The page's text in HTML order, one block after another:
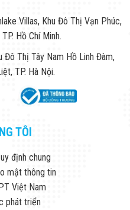
Villas, Khu Đô Thị Vạn Phúc,
Hồ Chí Minh.
Đô Thị Tây Nam Hồ Linh Đàm,
TP. Hà Nội.
TÔI
định chung
mật thông tin
Việt Nam
phát triển